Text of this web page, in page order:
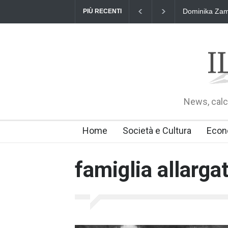
PIÙ RECENTI Dominika
News,
Home Società e Cultura
famiglia